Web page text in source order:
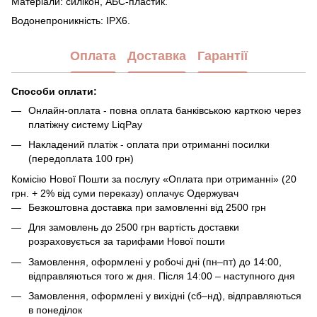
Водонепроникність: IPX6.
Оплата Доставка Гарантії
Способи оплати:
Онлайн-оплата - повна оплата банківською карткою через
платіжну систему LiqPay
Накладений платіж - оплата при отриманні посилки
(передоплата 100 грн)
Комісію Нової Пошти за послугу «Оплата при отриманні» (20
грн. + 2% від суми переказу) оплачує Одержувач
Безкоштовна доставка при замовленні від 2500 грн
Для замовлень до 2500 грн вартість доставки
розраховується за тарифами Нової пошти
Замовлення, оформлені у робочі дні (пн–пт) до 14:00,
відправляються того ж дня. Після 14:00 – наступного дня
Замовлення, оформлені у вихідні (сб–нд), відправляються
в понеділок